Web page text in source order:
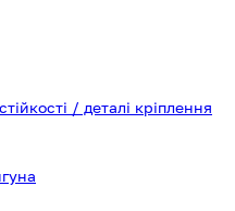
/ деталі кріплення